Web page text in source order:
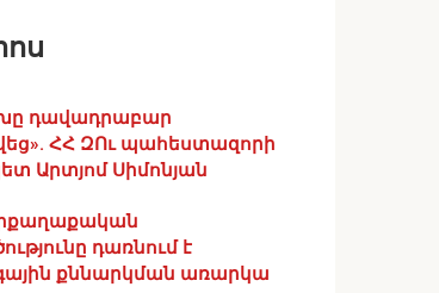
դավադրաբար
ՀՀ ԶՈւ պահեստազորի
Արտյոմ Սիմոնյան
դառնում է
քննարկման առարկա